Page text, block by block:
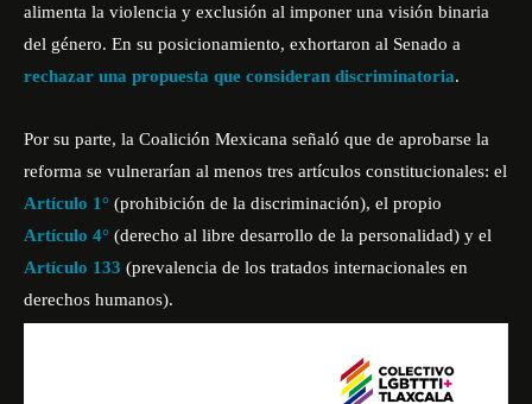
alimenta la violencia y exclusión al imponer una visión binaria
del género. En su posicionamiento, exhortaron al Senado a
rechazar una propuesta que consideran discriminatoria.
Por su parte, la Coalición Mexicana señaló que de aprobarse la
reforma se vulnerarían al menos tres artículos constitucionales: el
Artículo 1° (prohibición de la discriminación), el propio
Artículo 4° (derecho al libre desarrollo de la personalidad) y el
Artículo 133 (prevalencia de los tratados internacionales en
derechos humanos).